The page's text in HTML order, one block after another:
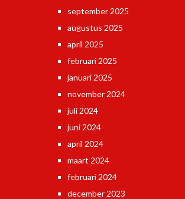
september 2025
augustus 2025
april 2025
februari 2025
januari 2025
november 2024
juli 2024
juni 2024
april 2024
maart 2024
februari 2024
december 2023